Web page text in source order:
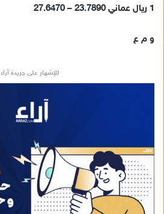
1 ريال عماني 23.7890 – 27.6470
و م ع
للإشهار على جريدة آراء